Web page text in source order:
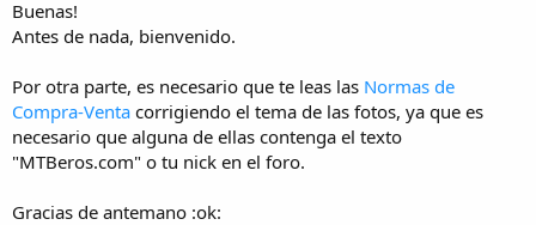
Buenas!
Antes de nada, bienvenido.
Por otra parte, es necesario que te leas las Normas de
Compra-Venta corrigiendo el tema de las fotos, ya que es
necesario que alguna de ellas contenga el texto
"MTBeros.com" o tu nick en el foro.
Gracias de antemano :ok: